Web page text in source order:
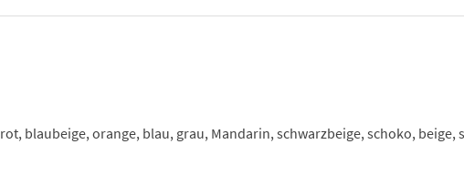
rot, blaubeige, orange, blau, grau, Mandarin, schwarzbeige, schoko, beige,